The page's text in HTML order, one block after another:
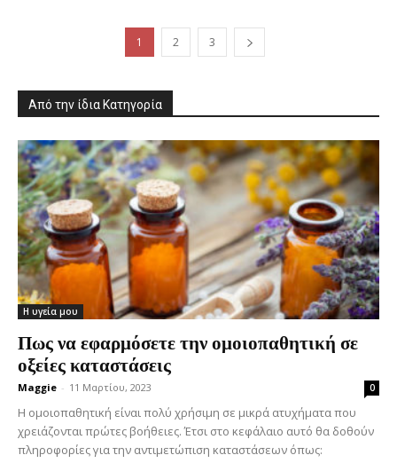
1 2 3
Από την ίδια Κατηγορία
Η υγεία μου
Πως να εφαρμόσετε την ομοιοπαθητική σε
οξείες καταστάσεις
Maggie - 11 Μαρτίου, 2023 0
Η ομοιοπαθητική είναι πολύ χρήσιμη σε μικρά ατυχήματα που
χρειάζονται πρώτες βοήθειες. Έτσι στο κεφάλαιο αυτό θα δοθούν
πληροφορίες για την αντιμετώπιση καταστάσεων όπως: